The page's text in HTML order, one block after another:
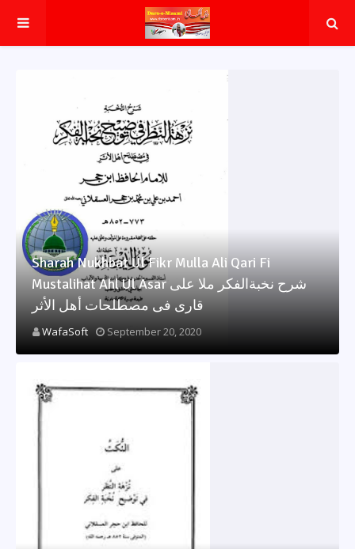
Sharah Nukhbat Ul Fikr Mulla Ali Qari Fi
Mustalihat Ahl Ul Asar شرح نخبةالفکر ملا علی
قاری فی مصطلحات أھل الأثر
WafaSoft September 20, 2020